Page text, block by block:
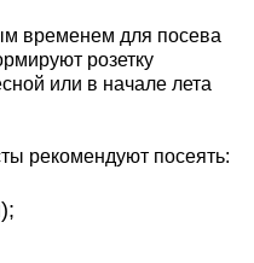
временем для посева
розетку
или в начале лета
рекомендуют посеять: